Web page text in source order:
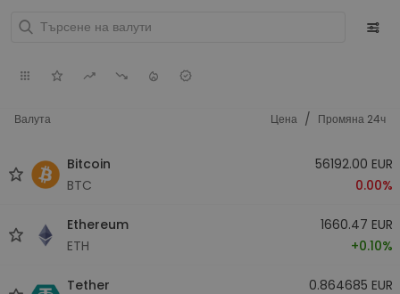
Валута Цена / Промяна 24ч
Bitcoin
BTC
56192.00 EUR
0.00%
Ethereum
ETH
1660.47 EUR
+0.10%
Tether
0.864685 EUR